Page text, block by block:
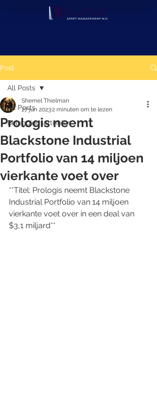
Post
All Posts
Beleggingsartikelen
All Posts
Prologis neemt
Blackstone Industrial
Portfolio van 14 miljoen
vierkante voet over
Shernel Thielman
27 jun 20232 minuten om te lezen
**Titel: Prologis neemt Blackstone
Industrial Portfolio van 14 miljoen
vierkante voet over in een deal van
$3,1 miljard**